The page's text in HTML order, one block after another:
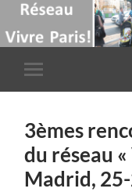
Toggle
mobile
3èmes
du réseau
Madrid,